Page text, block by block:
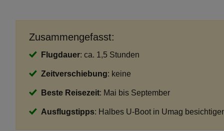
Zusammengefasst:
Flugdauer: ca. 1,5 Stunden
Zeitverschiebung: keine
Beste Reisezeit: Mai bis September
Ausflugstipps: Halbes U-Boot in Umag